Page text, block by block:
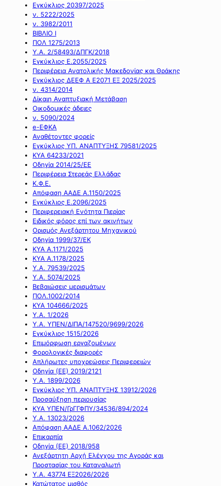
Εγκύκλιος 20397/2025
ν. 5222/2025
ν. 3982/2011
ΒΙΒΛΙΟ Ι
ΠΟΛ 1275/2013
Υ.Α. 2/58493/ΔΠΓΚ/2018
Εγκύκλιος Ε.2055/2025
Περιφέρεια Ανατολικής Μακεδονίας και Θράκης
Εγκύκλιος ΔΕΕΦ Α Ε2071 ΕΞ 2025/2025
ν. 4314/2014
Δίκαιη Αναπτυξιακή Μετάβαση
Οικοδομικές άδειες
ν. 5090/2024
e-ΕΦΚΑ
Αναθέτοντες φορείς
Εγκύκλιος ΥΠ. ΑΝΑΠΤΥΞΗΣ 79581/2025
ΚΥΑ 64233/2021
Οδηγία 2014/25/ΕΕ
Περιφέρεια Στερεάς Ελλάδας
Κ.Φ.Ε.
Απόφαση ΑΑΔΕ Α.1150/2025
Εγκύκλιος Ε.2096/2025
Περιφερειακή Ενότητα Πιερίας
Ειδικός φόρος επί των ακινήτων
Ορισμός Ανεξάρτητου Μηχανικού
Οδηγία 1999/37/ΕΚ
ΚΥΑ Α.1171/2025
ΚΥΑ Α.1178/2025
Υ.Α. 79539/2025
Υ.Α. 5074/2025
Βεβαιώσεις μερισμάτων
ΠΟΛ.1002/2014
ΚΥΑ 104666/2025
Υ.Α. 1/2026
Υ.Α. ΥΠΕΝ/ΔΙΠΑ/147520/9699/2026
Εγκύκλιος 1515/2026
Επιμόρφωση εργαζομένων
Φορολογικές διαφορές
Απλήρωτες υποχρεώσεις Περιφερειών
Οδηγία (ΕΕ) 2019/2121
Υ.Α. 1899/2026
Εγκύκλιος ΥΠ. ΑΝΑΠΤΥΞΗΣ 13912/2026
Προσαύξηση περιουσίας
ΚΥΑ ΥΠΕΝ/ΓρΓΓΦΠΥ/34536/894/2024
Υ.Α. 13023/2026
Απόφαση ΑΑΔΕ Α.1062/2026
Επικαρπία
Οδηγία (ΕΕ) 2018/958
Ανεξάρτητη Αρχή Ελέγχου της Αγοράς και
Προστασίας του Καταναλωτή
Υ.Α. 43774 ΕΞ2026/2026
Κατώτατος μισθός